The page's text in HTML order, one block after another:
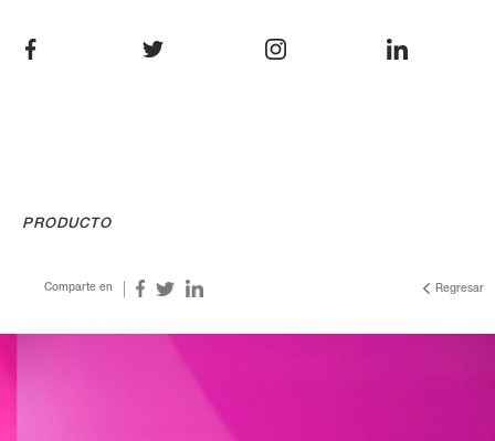
PRODUCTO
Comparte en Regresar